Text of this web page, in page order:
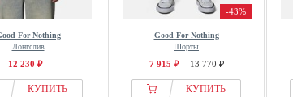
For Nothing
Лонгслив
12 230 ₽
КУПИТЬ
-43%
Good For Nothing
Шорты
7 915 ₽ 13 770 ₽
КУПИТЬ